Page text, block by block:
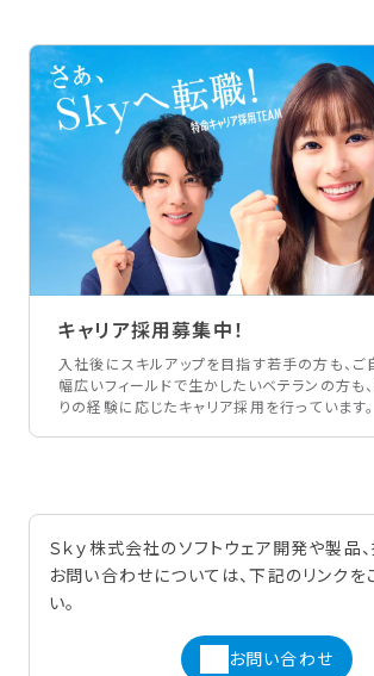
キャリア採用募集中！
入社後にスキルアップを目指す若手の方も、
幅広いフィールドで生かしたいベテランの方も
りの経験に応じたキャリア採用を行っています。
Ｓｋｙ株式会社のソフトウェア開発や製品
お問い合わせについては、下記のリンクを
い。
お問い合わせ